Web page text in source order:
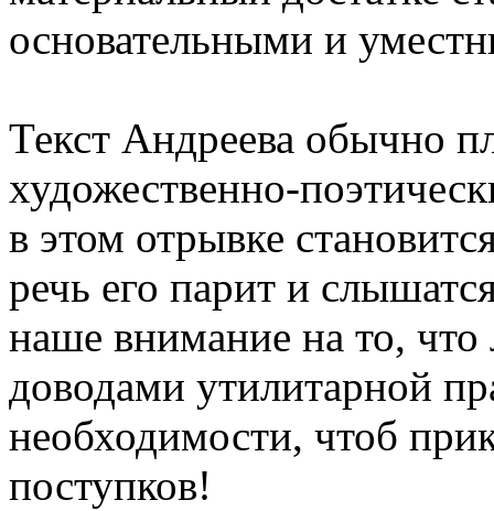
основательными и
Текст Андреева обычно
художественно-
в этом отрывке
речь его парит и
наше внимание на то, что
доводами утилитарной
необходимости, чтоб
поступков!